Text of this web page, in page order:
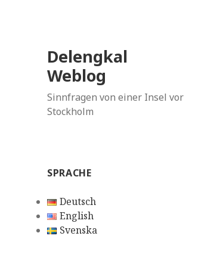
Delengkal
Weblog
Sinnfragen von einer Insel vor
Stockholm
SPRACHE
Deutsch
English
Svenska